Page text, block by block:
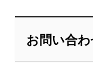
お問い合わ